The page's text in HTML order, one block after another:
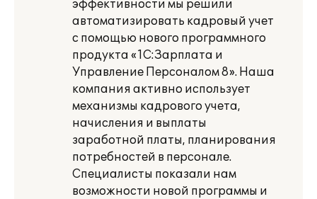
эффективности мы решили
автоматизировать кадровый учет
с помощью нового программного
продукта «1С:Зарплата и
Управление Персоналом 8». Наша
компания активно использует
механизмы кадрового учета,
начисления и выплаты
заработной платы, планирования
потребностей в персонале.
Специалисты показали нам
возможности новой программы и